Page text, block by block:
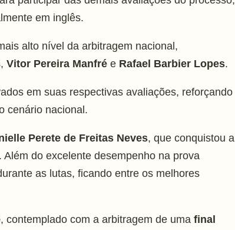
em inglês.
alto nível da arbitragem nacional,
, Vitor Pereira Manfré e Rafael Barbier Lopes.
em suas respectivas avaliações, reforçando
cenário nacional.
Perete de Freitas Neves, que conquistou a
. Além do excelente desempenho na prova
as lutas, ficando entre os melhores
, contemplado com a arbitragem de uma final